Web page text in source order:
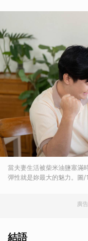
當夫妻生活被柴米油鹽塞滿
彈性就是妳最大的魅力。圖/
廣
結語